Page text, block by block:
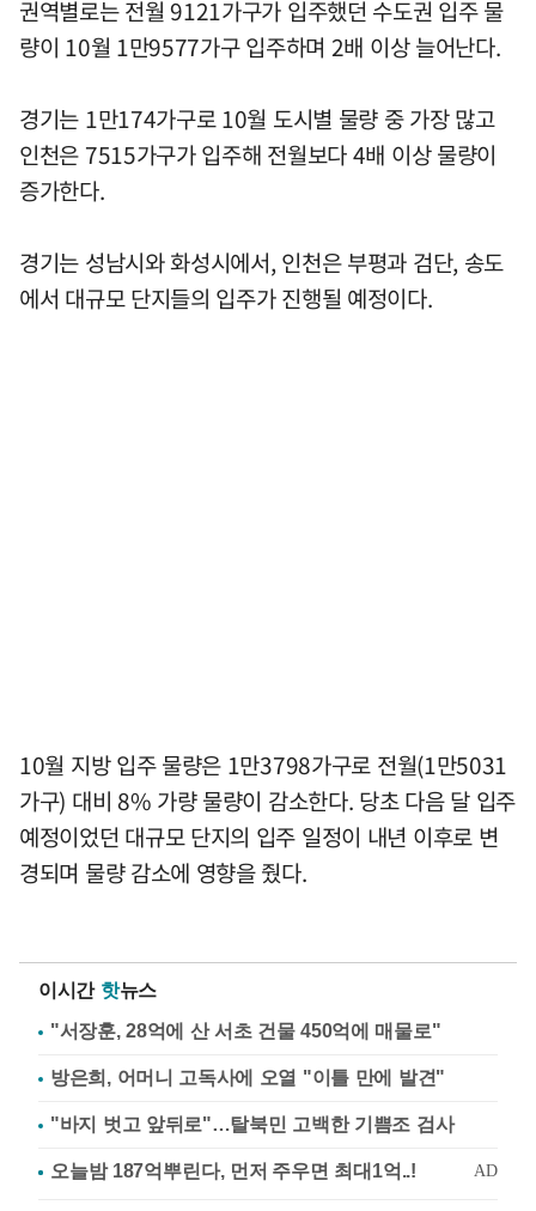
권역별로는 전월 9121가구가 입주했던 수도권 입주 물
량이 10월 1만9577가구 입주하며 2배 이상 늘어난다.
경기는 1만174가구로 10월 도시별 물량 중 가장 많고
인천은 7515가구가 입주해 전월보다 4배 이상 물량이
증가한다.
경기는 성남시와 화성시에서, 인천은 부평과 검단, 송도
에서 대규모 단지들의 입주가 진행될 예정이다.
10월 지방 입주 물량은 1만3798가구로 전월(1만5031
가구) 대비 8% 가량 물량이 감소한다. 당초 다음 달 입주
예정이었던 대규모 단지의 입주 일정이 내년 이후로 변
경되며 물량 감소에 영향을 줬다.
이시간 핫뉴스
"서장훈, 28억에 산 서초 건물 450억에 매물로"
방은희, 어머니 고독사에 오열 "이틀 만에 발견"
"바지 벗고 앞뒤로"…탈북민 고백한 기쁨조 검사